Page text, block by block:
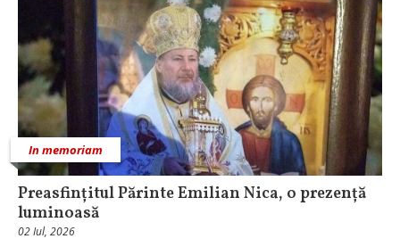
In memoriam
Preasfințitul Părinte Emilian Nica, o prezență
luminoasă
02 Iul, 2026